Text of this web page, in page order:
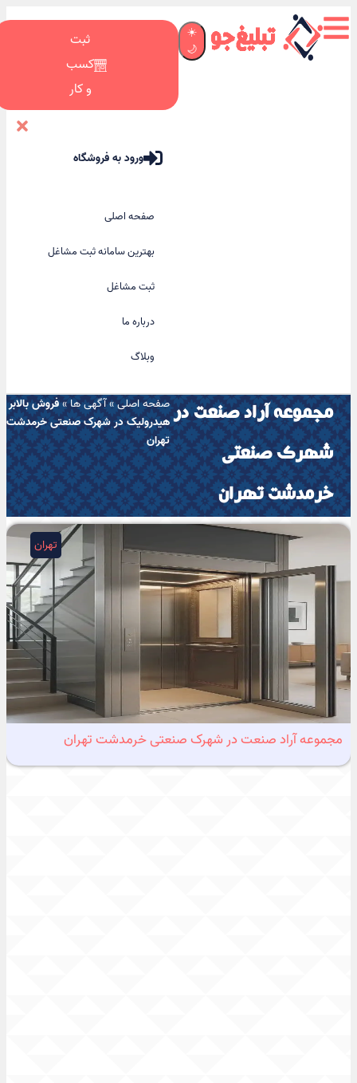
☀️
🌙
ثبت
کسب
و کار
ورود به فروشگاه
صفحه اصلی
بهترین سامانه ثبت مشاغل
ثبت مشاغل
درباره ما
وبلاگ
مجموعه آراد صنعت در
شهرک صنعتی
خرمدشت تهران
صفحه اصلی»آگهی ها»فروش بالابر
هیدرولیک در شهرک صنعتی خرمدشت
تهران
تهران
مجموعه آراد صنعت در شهرک صنعتی خرمدشت تهران